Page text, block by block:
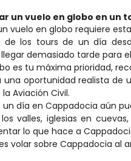
un vuelo en globo en un
vuelo en globo requiere
de los tours de un día
demasiado tarde para
es tu máxima prioridad,
una oportunidad realista de
Aviación Civil.
un día en Cappadocia aún
valles, iglesias en
lo que hace a
volar sobre Cappadocia al